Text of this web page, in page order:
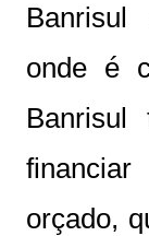
onde é
orçado,